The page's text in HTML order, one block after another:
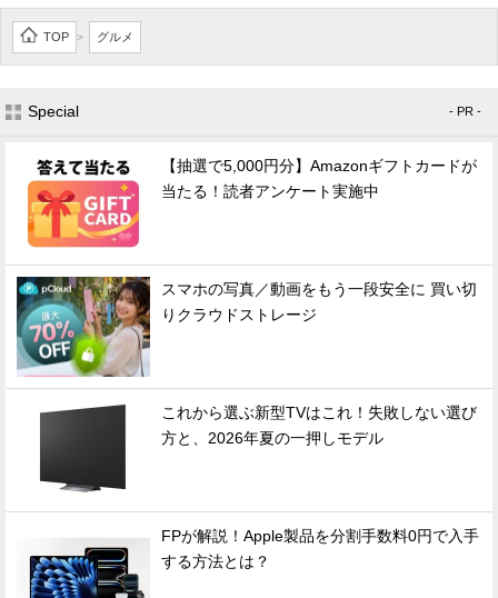
TOP > グルメ
Special - PR -
【抽選で5,000円分】Amazonギフトカードが
当たる！読者アンケート実施中
スマホの写真／動画をもう一段安全に 買い切
りクラウドストレージ
これから選ぶ新型TVはこれ！失敗しない選び
方と、2026年夏の一押しモデル
FPが解説！Apple製品を分割手数料0円で入手
する方法とは？